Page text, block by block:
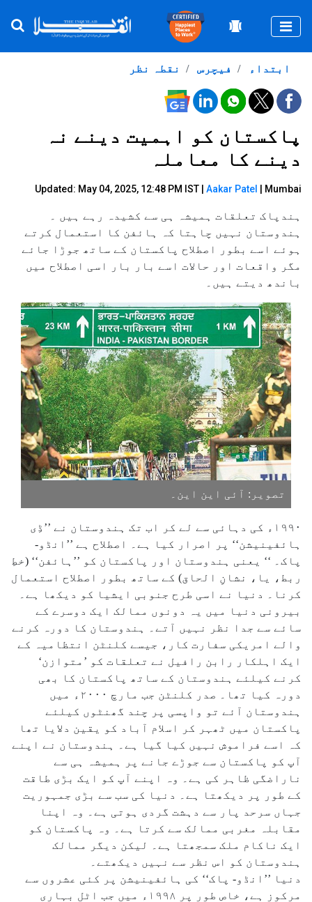
نقطہ نظر فیچرس ابتداء
پاکستان کو اہمیت دینے نہ
دینے کا معاملہ
Updated: May 04, 2025, 12:48 PM IST | Aakar Patel | Mumbai
ہندپاک تعلقات ہمیشہ ہی سے کشیدہ رہے ہیں ۔
ہندوستان نہیں چاہتا کہ ہائفن کا استعمال کرتے
ہوئے اسے بطور اصطلاح پاکستان کے ساتھ جوڑا جائے
مگر واقعات اور حالات اسے بار بار اسی اصطلاح میں
باندھ دیتے ہیں۔
تصویر: آئی این این۔
۱۹۹۰ء کی دہائی سے لے کر اب تک ہندوستان نے ’’ڈِی
ہائفینیشن‘‘ پر اصرار کیا ہے۔ اصطلاح ہے ’’انڈو-
پاک۔ ‘‘ یعنی ہندوستان اور پاکستان کو ’’ہائفن‘‘ (خطِ
ربط، یا، نشانِ الحاق) کے ساتھ بطور اصطلاح استعمال
کرنا۔ دنیا نے اسی طرح جنوبی ایشیا کو دیکھا ہے۔
بیرونی دنیا میں یہ دونوں ممالک ایک دوسرے کے
سائے سے جدا نظر نہیں آتے۔ ہندوستان کا دورہ کرنے
والے امریکی سفارت کار، جیسے کلنٹن انتظامیہ کے
ایک اہلکار رابن رافیل نے تعلقات کو ’متوازن‘
کرنے کیلئے ہندوستان کے ساتھ پاکستان کا بھی
دورہ کیا تھا۔ صدر کلنٹن جب مارچ ۲۰۰۰ء میں
ہندوستان آئے تو واپسی پر چند گھنٹوں کیلئے
پاکستان میں ٹھہر کر اسلام آباد کو یقین دلایا تھا
کہ اسے فراموش نہیں کیا گیا ہے۔ ہندوستان نے اپنے
آپ کو پاکستان سے جوڑے جانے پر ہمیشہ ہی سے
ناراضگی ظاہر کی ہے۔ وہ اپنے آپ کو ایک بڑی طاقت
کے طور پر دیکھتا ہے۔ دنیا کی سب سے بڑی جمہوریت
جہاں سرحد پار سے دہشت گردی ہوتی ہے۔ وہ اپنا
مقابلہ مغربی ممالک سے کرتا ہے۔ وہ پاکستان کو
ایک ناکام ملک سمجھتا ہے۔ لیکن دیگر ممالک
ہندوستان کو اس نظر سے نہیں دیکھتے۔
دنیا ’’انڈو- پاک‘‘ کی ہائفینیشن پر کئی عشروں سے
مرکوز ہے، خاص طور پر ۱۹۹۸ء میں جب اٹل بہاری